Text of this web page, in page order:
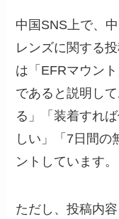
中国SNS上で、
レンズに関する
は「EFRマウン
であると説明し
る」「装着すれ
しい」「7日間の
ントしています。
ただし、投稿内